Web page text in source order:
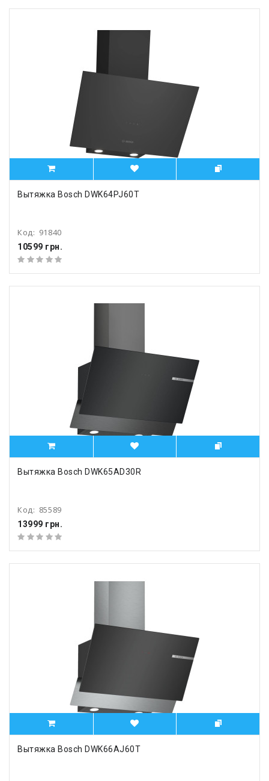
Вытяжка Bosch DWK64PJ60T
Код: 91840
10599 грн.
Вытяжка Bosch DWK65AD30R
Код: 85589
13999 грн.
Вытяжка Bosch DWK66AJ60T